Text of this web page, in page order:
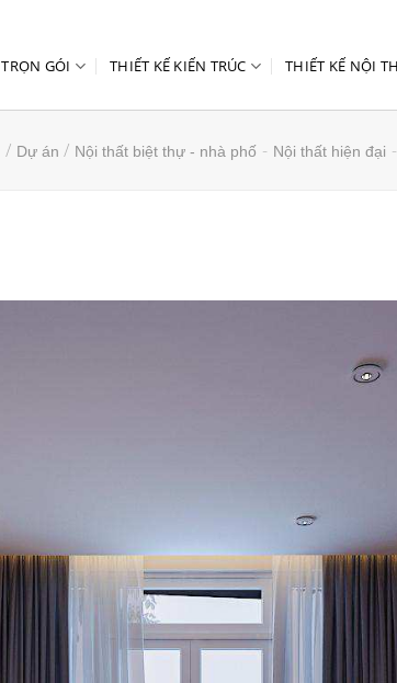
GÓI THIẾT KẾ KIẾN TRÚC THIẾT KẾ NỘI
/ Dự án / Nội thất biệt thự - nhà phố - Nội thất hiện đại -